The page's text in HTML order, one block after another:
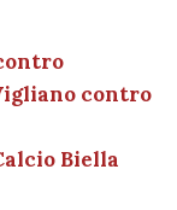
a
m n
contro
Biella